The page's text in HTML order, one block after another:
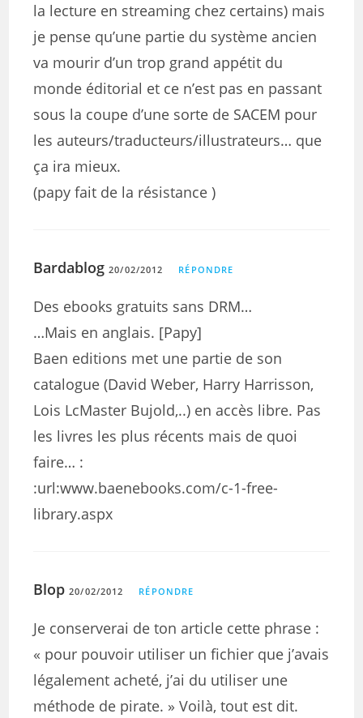
la lecture en streaming chez certains) mais
je pense qu’une partie du système ancien
va mourir d’un trop grand appétit du
monde éditorial et ce n’est pas en passant
sous la coupe d’une sorte de SACEM pour
les auteurs/traducteurs/illustrateurs… que
ça ira mieux.
(papy fait de la résistance )
Bardablog 20/02/2012 RÉPONDRE
Des ebooks gratuits sans DRM…
…Mais en anglais. [Papy]
Baen editions met une partie de son
catalogue (David Weber, Harry Harrisson,
Lois LcMaster Bujold,..) en accès libre. Pas
les livres les plus récents mais de quoi
faire… :
:url:www.baenebooks.com/c-1-free-
library.aspx
Blop 20/02/2012 RÉPONDRE
Je conserverai de ton article cette phrase :
« pour pouvoir utiliser un fichier que j’avais
légalement acheté, j’ai du utiliser une
méthode de pirate. » Voilà, tout est dit.